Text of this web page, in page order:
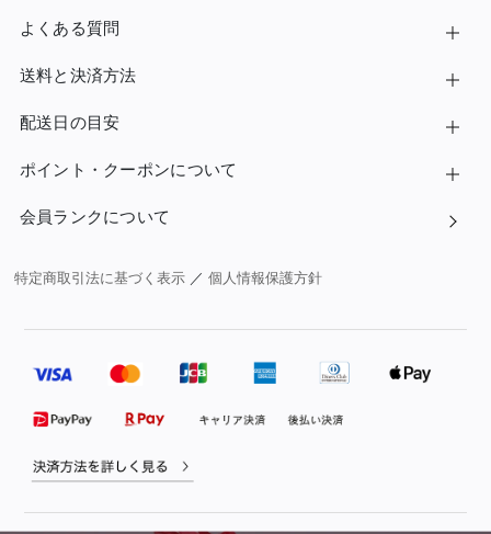
よくある質問
送料と決済方法
配送日の目安
ポイント・クーポンについて
会員ランクについて
特定商取引法に基づく表示 ／個人情報保護方針